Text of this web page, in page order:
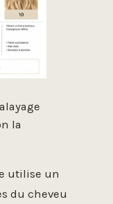
la
utilise un
du cheveu